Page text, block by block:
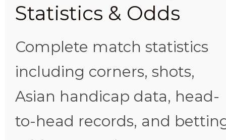
Statistics & Odds
Complete match statistics
including corners, shots,
Asian handicap data, head-
to-head records, and